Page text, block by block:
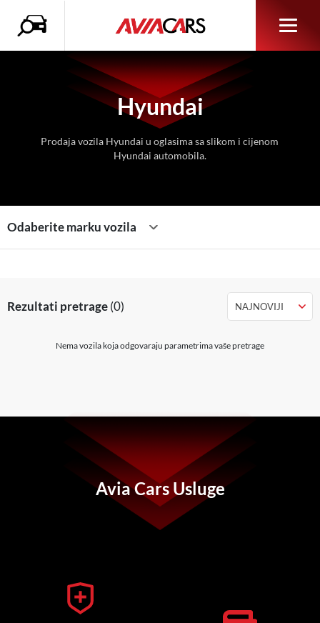
Hyundai
Prodaja vozila Hyundai u oglasima sa slikom i cijenom
Hyundai automobila.
Odaberite marku vozila
Rezultati pretrage(0) NAJNOVIJI
Nema vozila koja odgovaraju parametrima vaše pretrage
Avia Cars Usluge